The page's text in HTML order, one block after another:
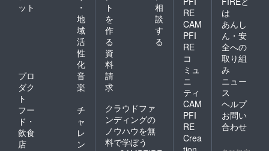
ット
・
地
域
活
性
化
プロ
ダク
ト
音
楽
フー
ド・
飲食
店
チ
ャ
レ
ン
ト
を
作
る
相
談
す
る
資
料
請
求
クラウドファ
ンディングの
ノウハウを無
料で学ぼう
RE
CAM
PFI
RE
コ
ミュ
ニ
ティ
CAM
PFI
RE
Crea
は
あんし
ん・安
全への
取り組
み
ニュー
ス
ヘルプ
お問い
合わせ